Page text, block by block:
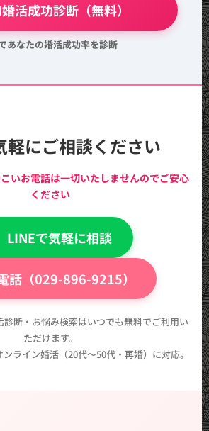
婚活成功診断（無料）
あなたの婚活成功率を診断
軽にご相談ください
いお電話は一切いたしませんのでご安心
ください
LINEで気軽に相談
話（029-896-9215）
診断・お悩み検索はいつでも無料でご利用い
ただけます。
ライン婚活（20代〜50代・再婚）に対応。